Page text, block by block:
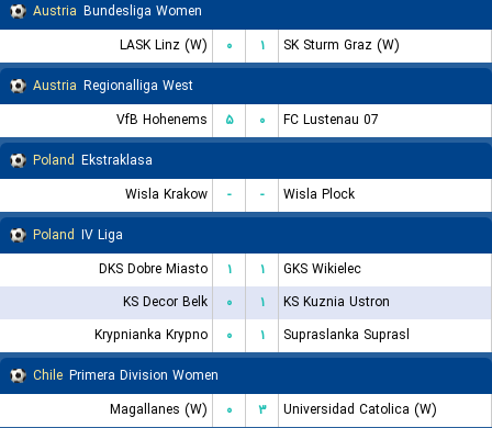
Austria Bundesliga Women
LASK Linz (W)
۰ ۱
SK Sturm Graz (W)
Austria Regionalliga West
VfB Hohenems
۵ ۰
FC Lustenau 07
Poland Ekstraklasa
Wisla Krakow
- -
Wisla Plock
Poland IV Liga
DKS Dobre Miasto
۱ ۱
GKS Wikielec
KS Decor Belk
۰ ۱
KS Kuznia Ustron
Krypnianka Krypno
۰ ۱
Supraslanka Suprasl
Chile Primera Division Women
Magallanes (W)
۰ ۳
Universidad Catolica (W)